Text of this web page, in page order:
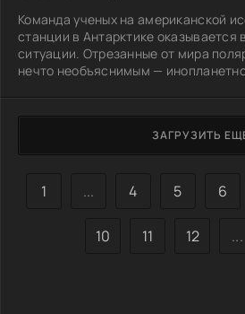
Команда ученых на американской
станции в Антарктике оказывается
ситуации. Отрезанные от мира
нечто необъяснимым —
быстро разрушается. Эта
панику, превращая друзей в
разобрать, кто из них остался
ЗАГРУЗИТЬ
1 ... 4 5 6
10 11 12 ...